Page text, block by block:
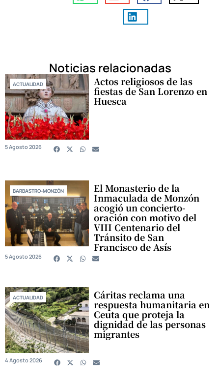
Noticias relacionadas
ACTUALIDAD Actos religiosos de las
fiestas de San Lorenzo en
Huesca
5 Agosto 2026
BARBASTRO-MONZÓN El Monasterio de la
Inmaculada de Monzón
acogió un concierto-
oración con motivo del
VIII Centenario del
Tránsito de San
Francisco de Asís
5 Agosto 2026
ACTUALIDAD Cáritas reclama una
respuesta humanitaria en
Ceuta que proteja la
dignidad de las personas
migrantes
4 Agosto 2026